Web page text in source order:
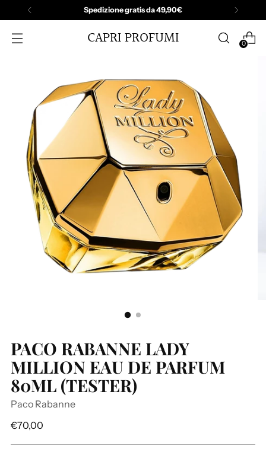
Spedizione gratis da 49,90€
CAPRI PROFUMI 0
PACO RABANNE LADY
MILLION EAU DE PARFUM
80ML (TESTER)
Paco Rabanne
P
€70,00